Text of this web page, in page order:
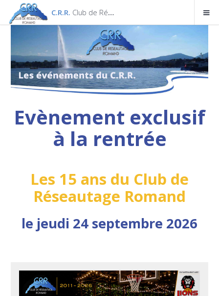
Evènement exclusif
à la rentrée
Les 15 ans du Club de
Réseautage Romand
le jeudi 24 septembre 2026
C.R.R. Club de Réseautage Romand